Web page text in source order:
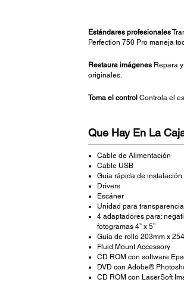
Estándares profesionales
Perfection 750 Pro maneja
Restaura imágenesRepara y
originales.
Toma el control Controla el
Que Hay En La
Cable de Alimentación
Cable USB
Guía rápida de instalación
Drivers
Escáner
Unidad para
4 adaptadores para:
fotogramas 4” x 5”
Guía de rollo 203mm x
Fluid Mount Accessory
CD ROM con software
DVD con Adobe®
CD ROM con LaserSoft